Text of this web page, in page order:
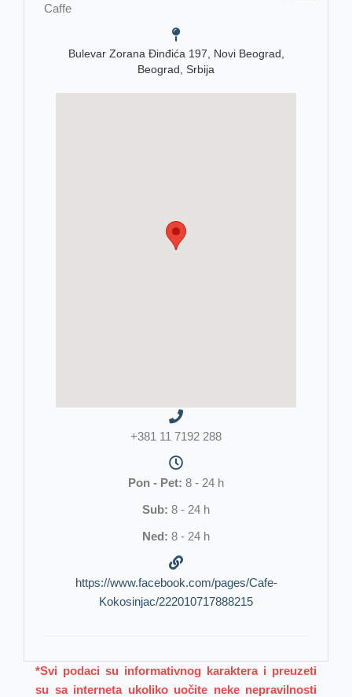
Caffe
Bulevar Zorana Đinđića 197, Novi Beograd,
Beograd, Srbija
+381 11 7192 288
Pon - Pet: 8 - 24 h
Sub: 8 - 24 h
Ned: 8 - 24 h
https://www.facebook.com/pages/Cafe-
Kokosinjac/222010717888215
*Svi podaci su informativnog karaktera i preuzeti
su sa interneta ukoliko uočite neke nepravilnosti